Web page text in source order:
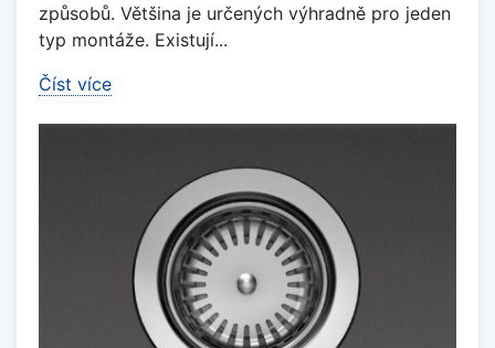
způsobů. Většina je určených výhradně pro jeden
typ montáže. Existují...
Číst více